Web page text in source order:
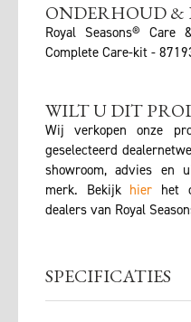
ONDERHOUD &
Royal Seasons® Care
Complete Care-kit -
WILT U DIT
Wij verkopen onze
geselecteerd
showroom, advies en
merk. Bekijk hier het
dealers van Royal
SPECIFICATIES